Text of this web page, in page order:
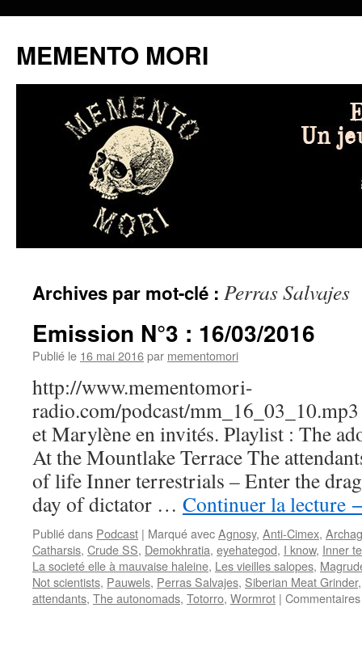
MEMENTO MORI
au
contenu
Archives par mot-clé : Perras Salvajes
Emission N°3 : 16/03/2016
Publié le 16 mai 2016par mementomori
http://www.mementomori-
radio.com/podcast/
et Marylène en invités. Playlist : The
At the Mountlake Terrace The
of life Inner terrestrials – Enter the
day of dictator … Continuer la lecture
Publié dans Podcast | Marqué avecAgnosy, Anti-Cimex,
Catharsis, Crude SS, Demokhratia, eyehategod, I know, Inner
La societé elle à mauvaise haleine, Les vieilles salopes,
Not scientists, Pauwels, Perras Salvajes, Siberian Meat Grinder
attendants, The autonomads, Totorro, Wormrot |